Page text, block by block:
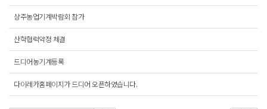
상주농업기계박람회 참가
산학협력약정 체결
드디어농기계등록
다이레카홈페이지가 드디어 오픈하였습니다.